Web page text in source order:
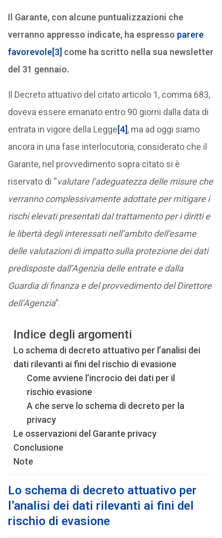
Il Garante, con alcune puntualizzazioni che
verranno appresso indicate, ha espresso parere
favorevole[3] come ha scritto nella sua newsletter
del 31 gennaio.
Il Decreto attuativo del citato articolo 1, comma 683,
doveva essere emanato entro 90 giorni dalla data di
entrata in vigore della Legge[4], ma ad oggi siamo
ancora in una fase interlocutoria, considerato che il
Garante, nel provvedimento sopra citato si è
riservato di “valutare l’adeguatezza delle misure che
verranno complessivamente adottate per mitigare i
rischi elevati presentati dal trattamento per i diritti e
le libertà degli interessati nell’ambito dell’esame
delle valutazioni di impatto sulla protezione dei dati
predisposte dall’Agenzia delle entrate e dalla
Guardia di finanza e del provvedimento del Direttore
dell’Agenzia”.
Indice degli argomenti
Lo schema di decreto attuativo per l’analisi dei
dati rilevanti ai fini del rischio di evasione
Come avviene l’incrocio dei dati per il
rischio evasione
A che serve lo schema di decreto per la
privacy
Le osservazioni del Garante privacy
Conclusione
Note
Lo schema di decreto attuativo per
l’analisi dei dati rilevanti ai fini del
rischio di evasione